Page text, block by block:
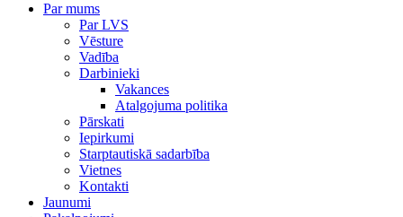
Par mums
Par LVS
Vēsture
Vadība
Darbinieki
Vakances
Atalgojuma politika
Pārskati
Iepirkumi
Starptautiskā sadarbība
Vietnes
Kontakti
Jaunumi